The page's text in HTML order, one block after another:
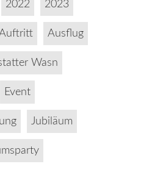
2022 2023
Ausflug
Wasn
Event
Jubiläum